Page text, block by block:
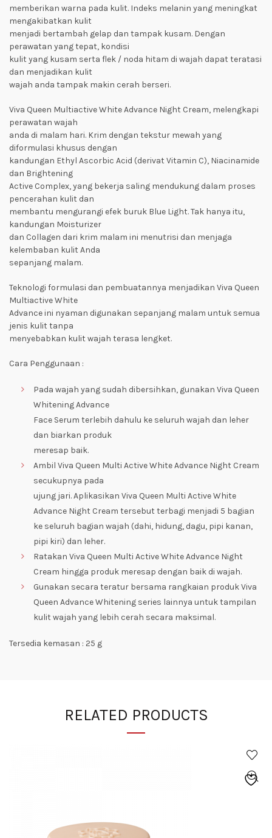
memberikan warna pada kulit. Indeks melanin yang meningkat
mengakibatkan kulit
menjadi bertambah gelap dan tampak kusam. Dengan
perawatan yang tepat, kondisi
kulit yang kusam serta flek / noda hitam di wajah dapat teratasi
dan menjadikan kulit
wajah anda tampak makin cerah berseri.
Viva Queen Multiactive White Advance Night Cream, melengkapi
perawatan wajah
anda di malam hari. Krim dengan tekstur mewah yang
diformulasi khusus dengan
kandungan Ethyl Ascorbic Acid (derivat Vitamin C), Niacinamide
dan Brightening
Active Complex, yang bekerja saling mendukung dalam proses
pencerahan kulit dan
membantu mengurangi efek buruk Blue Light. Tak hanya itu,
kandungan Moisturizer
dan Collagen dari krim malam ini menutrisi dan menjaga
kelembaban kulit Anda
sepanjang malam.
Teknologi formulasi dan pembuatannya menjadikan Viva Queen
Multiactive White
Advance ini nyaman digunakan sepanjang malam untuk semua
jenis kulit tanpa
menyebabkan kulit wajah terasa lengket.
Cara Penggunaan :
Pada wajah yang sudah dibersihkan, gunakan Viva Queen
Whitening Advance
Face Serum terlebih dahulu ke seluruh wajah dan leher
dan biarkan produk
meresap baik.
Ambil Viva Queen Multi Active White Advance Night Cream
secukupnya pada
ujung jari. Aplikasikan Viva Queen Multi Active White
Advance Night Cream tersebut terbagi menjadi 5 bagian
ke seluruh bagian wajah (dahi, hidung, dagu, pipi kanan,
pipi kiri) dan leher.
Ratakan Viva Queen Multi Active White Advance Night
Cream hingga produk meresap dengan baik di wajah.
Gunakan secara teratur bersama rangkaian produk Viva
Queen Advance Whitening series lainnya untuk tampilan
kulit wajah yang lebih cerah secara maksimal.
Tersedia kemasan : 25 g
RELATED PRODUCTS